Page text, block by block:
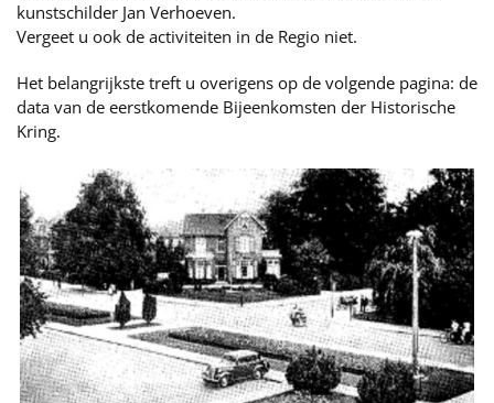
kunstschilder Jan Verhoeven.
Vergeet u ook de activiteiten in de Regio niet.
Het belangrijkste treft u overigens op de volgende pagina: de
data van de eerstkomende Bijeenkomsten der Historische
Kring.